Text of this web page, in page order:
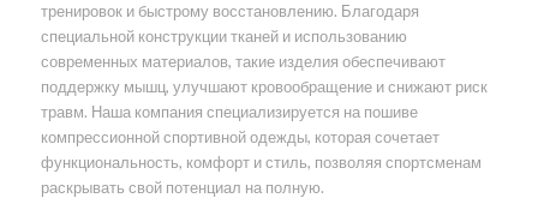
тренировок и быстрому восстановлению. Благодаря
специальной конструкции тканей и использованию
современных материалов, такие изделия обеспечивают
поддержку мышц, улучшают кровообращение и снижают риск
травм. Наша компания специализируется на пошиве
компрессионной спортивной одежды, которая сочетает
функциональность, комфорт и стиль, позволяя спортсменам
раскрывать свой потенциал на полную.